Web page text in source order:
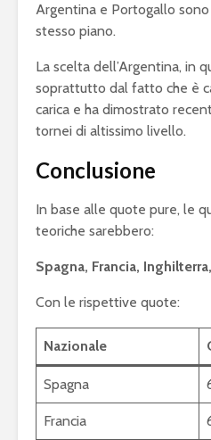
Argentina e Portogallo
stesso piano.
La scelta dell’Argentina, in
soprattutto dal fatto che è
carica e ha dimostrato
tornei di altissimo livello.
Conclusione
In base alle quote pure, le
teoriche sarebbero:
Spagna, Francia,
Con le rispettive quote:
Nazionale
Spagna
Francia